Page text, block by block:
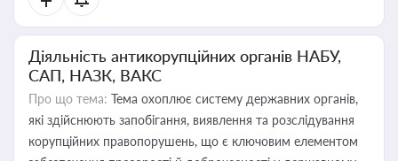
Діяльність антикорупційних органів НАБУ,
САП, НАЗК, ВАКС
Про що тема: Тема охоплює систему державних органів,
які здійснюють запобігання, виявлення та розслідування
корупційних правопорушень, що є ключовим елементом